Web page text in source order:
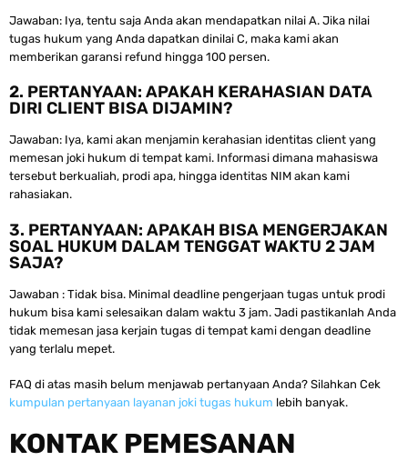
Jawaban: Iya, tentu saja Anda akan mendapatkan nilai A. Jika nilai
tugas hukum yang Anda dapatkan dinilai C, maka kami akan
memberikan garansi refund hingga 100 persen.
2. PERTANYAAN: APAKAH KERAHASIAN DATA
DIRI CLIENT BISA DIJAMIN?
Jawaban: Iya, kami akan menjamin kerahasian identitas client yang
memesan joki hukum di tempat kami. Informasi dimana mahasiswa
tersebut berkualiah, prodi apa, hingga identitas NIM akan kami
rahasiakan.
3. PERTANYAAN: APAKAH BISA MENGERJAKAN
SOAL HUKUM DALAM TENGGAT WAKTU 2 JAM
SAJA?
Jawaban : Tidak bisa. Minimal deadline pengerjaan tugas untuk prodi
hukum bisa kami selesaikan dalam waktu 3 jam. Jadi pastikanlah Anda
tidak memesan jasa kerjain tugas di tempat kami dengan deadline
yang terlalu mepet.
FAQ di atas masih belum menjawab pertanyaan Anda? Silahkan Cek
kumpulan pertanyaan layanan joki tugas hukum lebih banyak.
KONTAK PEMESANAN